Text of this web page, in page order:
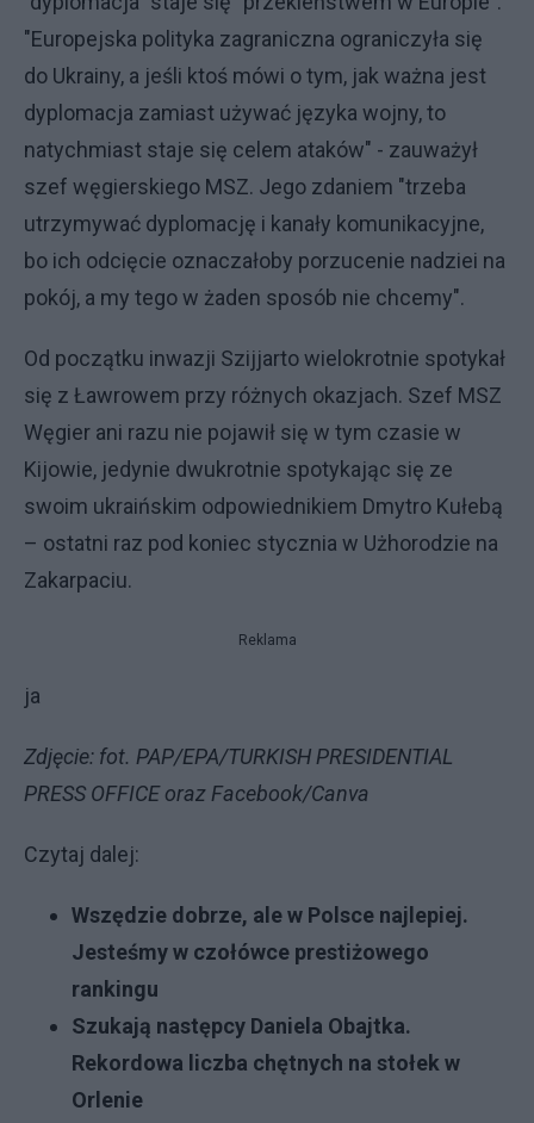
"Europejska polityka zagraniczna ograniczyła się
do Ukrainy, a jeśli ktoś mówi o tym, jak ważna jest
dyplomacja zamiast używać języka wojny, to
natychmiast staje się celem ataków" - zauważył
szef węgierskiego MSZ. Jego zdaniem "trzeba
utrzymywać dyplomację i kanały komunikacyjne,
bo ich odcięcie oznaczałoby porzucenie nadziei na
pokój, a my tego w żaden sposób nie chcemy".
Od początku inwazji Szijjarto wielokrotnie spotykał
się z Ławrowem przy różnych okazjach. Szef MSZ
Węgier ani razu nie pojawił się w tym czasie w
Kijowie, jedynie dwukrotnie spotykając się ze
swoim ukraińskim odpowiednikiem Dmytro Kułebą
– ostatni raz pod koniec stycznia w Użhorodzie na
Zakarpaciu.
Reklama
ja
Zdjęcie: fot. PAP/EPA/TURKISH PRESIDENTIAL
PRESS OFFICE oraz Facebook/Canva
Czytaj dalej:
Wszędzie dobrze, ale w Polsce najlepiej.
Jesteśmy w czołówce prestiżowego
rankingu
Szukają następcy Daniela Obajtka.
Rekordowa liczba chętnych na stołek w
Orlenie